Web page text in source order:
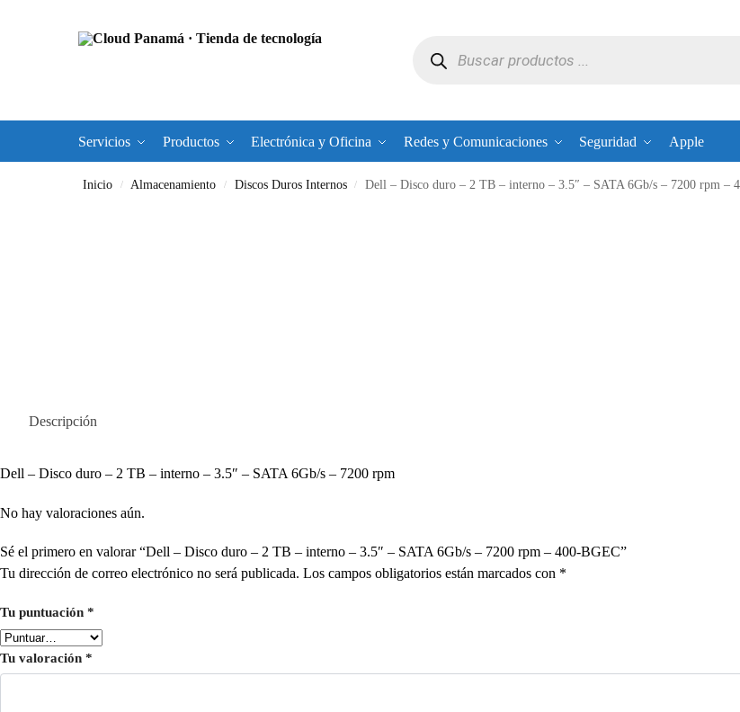
Servicios Productos Electrónica y Oficina Redes y Comunicaciones Seguridad Apple
Inicio / Almacenamiento / Discos Duros Internos / Dell – Disco duro – 2 TB – interno – 3.5″ – SATA 6Gb/s – 7200 rpm –
Descripción
Dell – Disco duro – 2 TB – interno – 3.5″ – SATA 6Gb/s – 7200 rpm
No hay valoraciones aún.
Sé el primero en valorar “Dell – Disco duro – 2 TB – interno – 3.5″ – SATA 6Gb/s – 7200 rpm – 400-BGEC”
Tu dirección de correo electrónico no será publicada. Los campos obligatorios están marcados con *
Tu puntuación *
Tu valoración *